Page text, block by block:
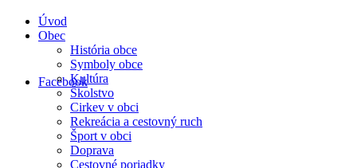
Facebook
Úvod
Obec
História obce
Symboly obce
Kultúra
Školstvo
Cirkev v obci
Rekreácia a cestovný ruch
Šport v obci
Doprava
Cestovné poriadky